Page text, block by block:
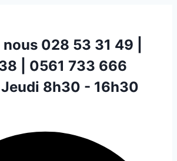
028 53 31 49 |
| 0561 733 666
8h30 - 16h30